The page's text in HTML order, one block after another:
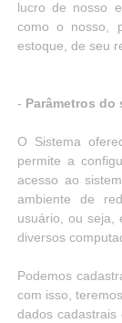
lucro de nosso
como o nosso,
estoque, de seu
- Parâmetros do
O Sistema
permite a
acesso ao
ambiente de
usuário, ou seja,
diversos
Podemos
com isso,
dados